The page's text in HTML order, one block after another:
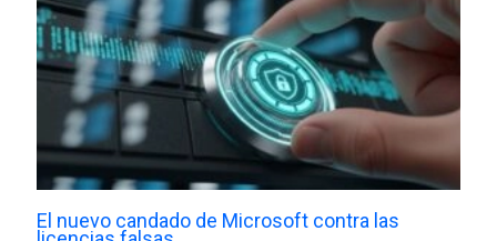
El nuevo candado de Microsoft contra las